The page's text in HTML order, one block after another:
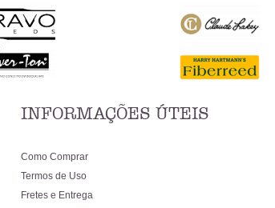
INFORMAÇÕES ÚTEIS
Como Comprar
Termos de Uso
Fretes e Entrega